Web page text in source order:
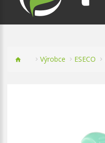
Výrobce ESECO